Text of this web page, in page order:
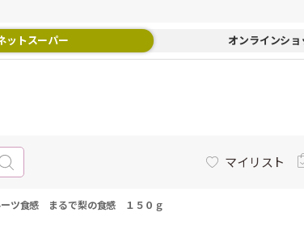
ットスーパー オンラインショ
マイリスト
ツ食感 まるで梨の食感 １５０ｇ